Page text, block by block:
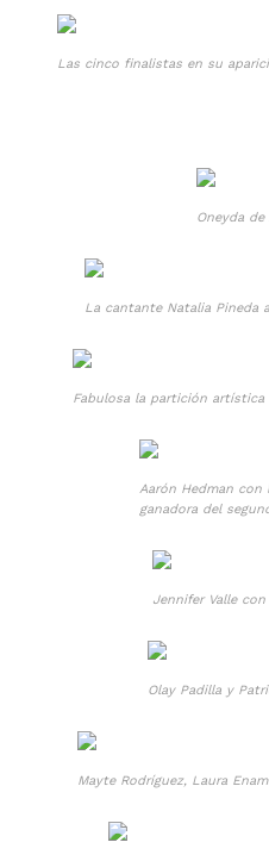
Las cinco finalistas en su
Oneyda
La cantante Natalia Pineda
Fabulosa la partición
Aarón Hedman con
ganadora del
Jennifer Valle
Olay Padilla y
Mayte Rodríguez, Laura